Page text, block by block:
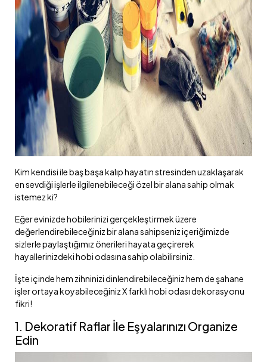
Kim kendisi ile baş başa kalıp hayatın stresinden uzaklaşarak
en sevdiği işlerle ilgilenebileceği özel bir alana sahip olmak
istemez ki?
Eğer evinizde hobilerinizi gerçekleştirmek üzere
değerlendirebileceğiniz bir alana sahipseniz içeriğimizde
sizlerle paylaştığımız önerileri hayata geçirerek
hayallerinizdeki hobi odasına sahip olabilirsiniz.
İşte içinde hem zihninizi dinlendirebileceğiniz hem de şahane
işler ortaya koyabileceğiniz X farklı hobi odası dekorasyonu
fikri!
1. Dekoratif Raflar İle Eşyalarınızı Organize
Edin